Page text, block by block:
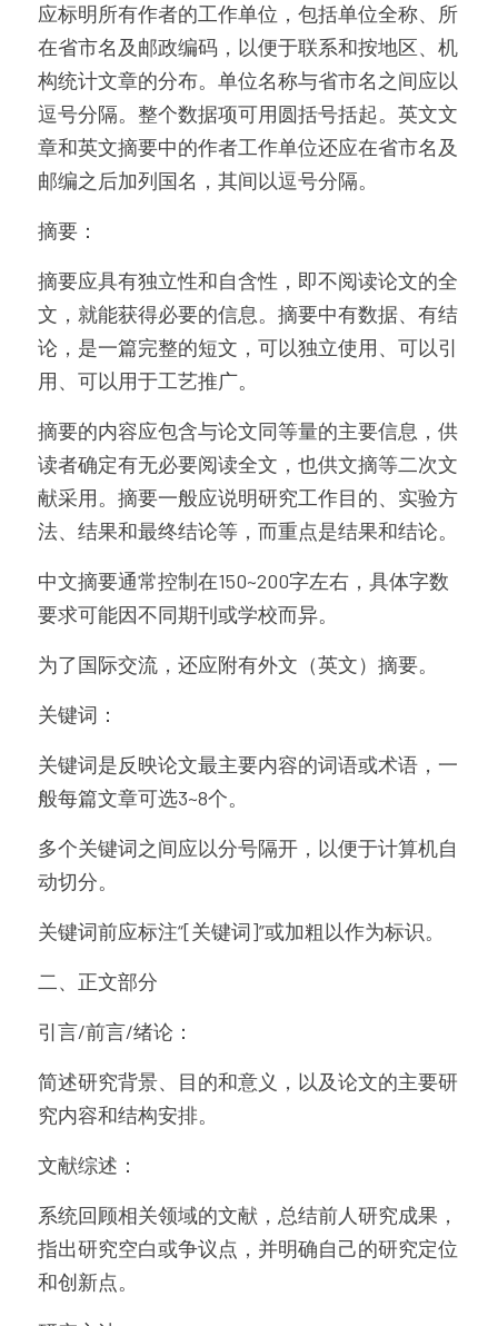
应标明所有作者的工作单位，包括单位全称、所
在省市名及邮政编码，以便于联系和按地区、机
构统计文章的分布。单位名称与省市名之间应以
逗号分隔。整个数据项可用圆括号括起。英文文
章和英文摘要中的作者工作单位还应在省市名及
邮编之后加列国名，其间以逗号分隔。
摘要：
摘要应具有独立性和自含性，即不阅读论文的全
文，就能获得必要的信息。摘要中有数据、有结
论，是一篇完整的短文，可以独立使用、可以引
用、可以用于工艺推广。
摘要的内容应包含与论文同等量的主要信息，供
读者确定有无必要阅读全文，也供文摘等二次文
献采用。摘要一般应说明研究工作目的、实验方
法、结果和最终结论等，而重点是结果和结论。
中文摘要通常控制在150~200字左右，具体字数
要求可能因不同期刊或学校而异。
为了国际交流，还应附有外文（英文）摘要。
关键词：
关键词是反映论文最主要内容的词语或术语，一
般每篇文章可选3~8个。
多个关键词之间应以分号隔开，以便于计算机自
动切分。
关键词前应标注“[关键词]”或加粗以作为标识。
二、正文部分
引言/前言/绪论：
简述研究背景、目的和意义，以及论文的主要研
究内容和结构安排。
文献综述：
系统回顾相关领域的文献，总结前人研究成果，
指出研究空白或争议点，并明确自己的研究定位
和创新点。